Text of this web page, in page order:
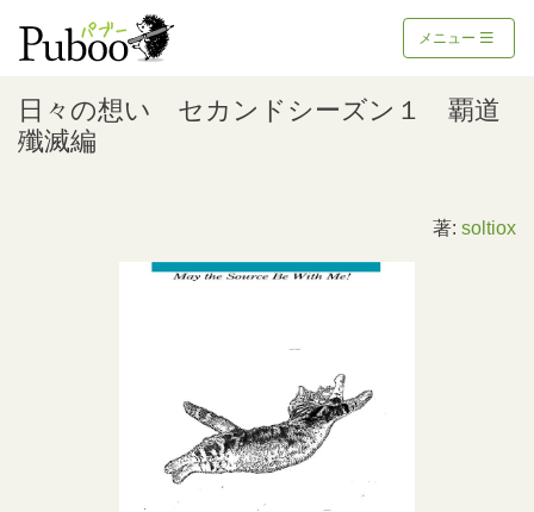
メニュー
日々の想い セカンドシーズン１ 覇道
殲滅編
著: soltiox